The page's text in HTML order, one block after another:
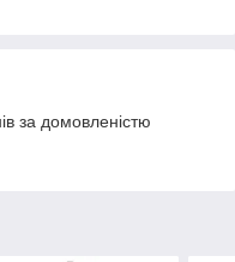
за домовленістю